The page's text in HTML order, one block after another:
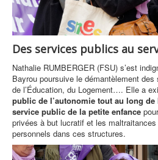
Des services publics au
Nathalie RUMBERGER (FSU) s’est
Bayrou poursuive le démantèlement
de l’Éducation, du Logement…. Elle a
public de l’autonomie tout au long de
service public de la petite enfance
privées à but lucratif et les
personnels dans ces structures.